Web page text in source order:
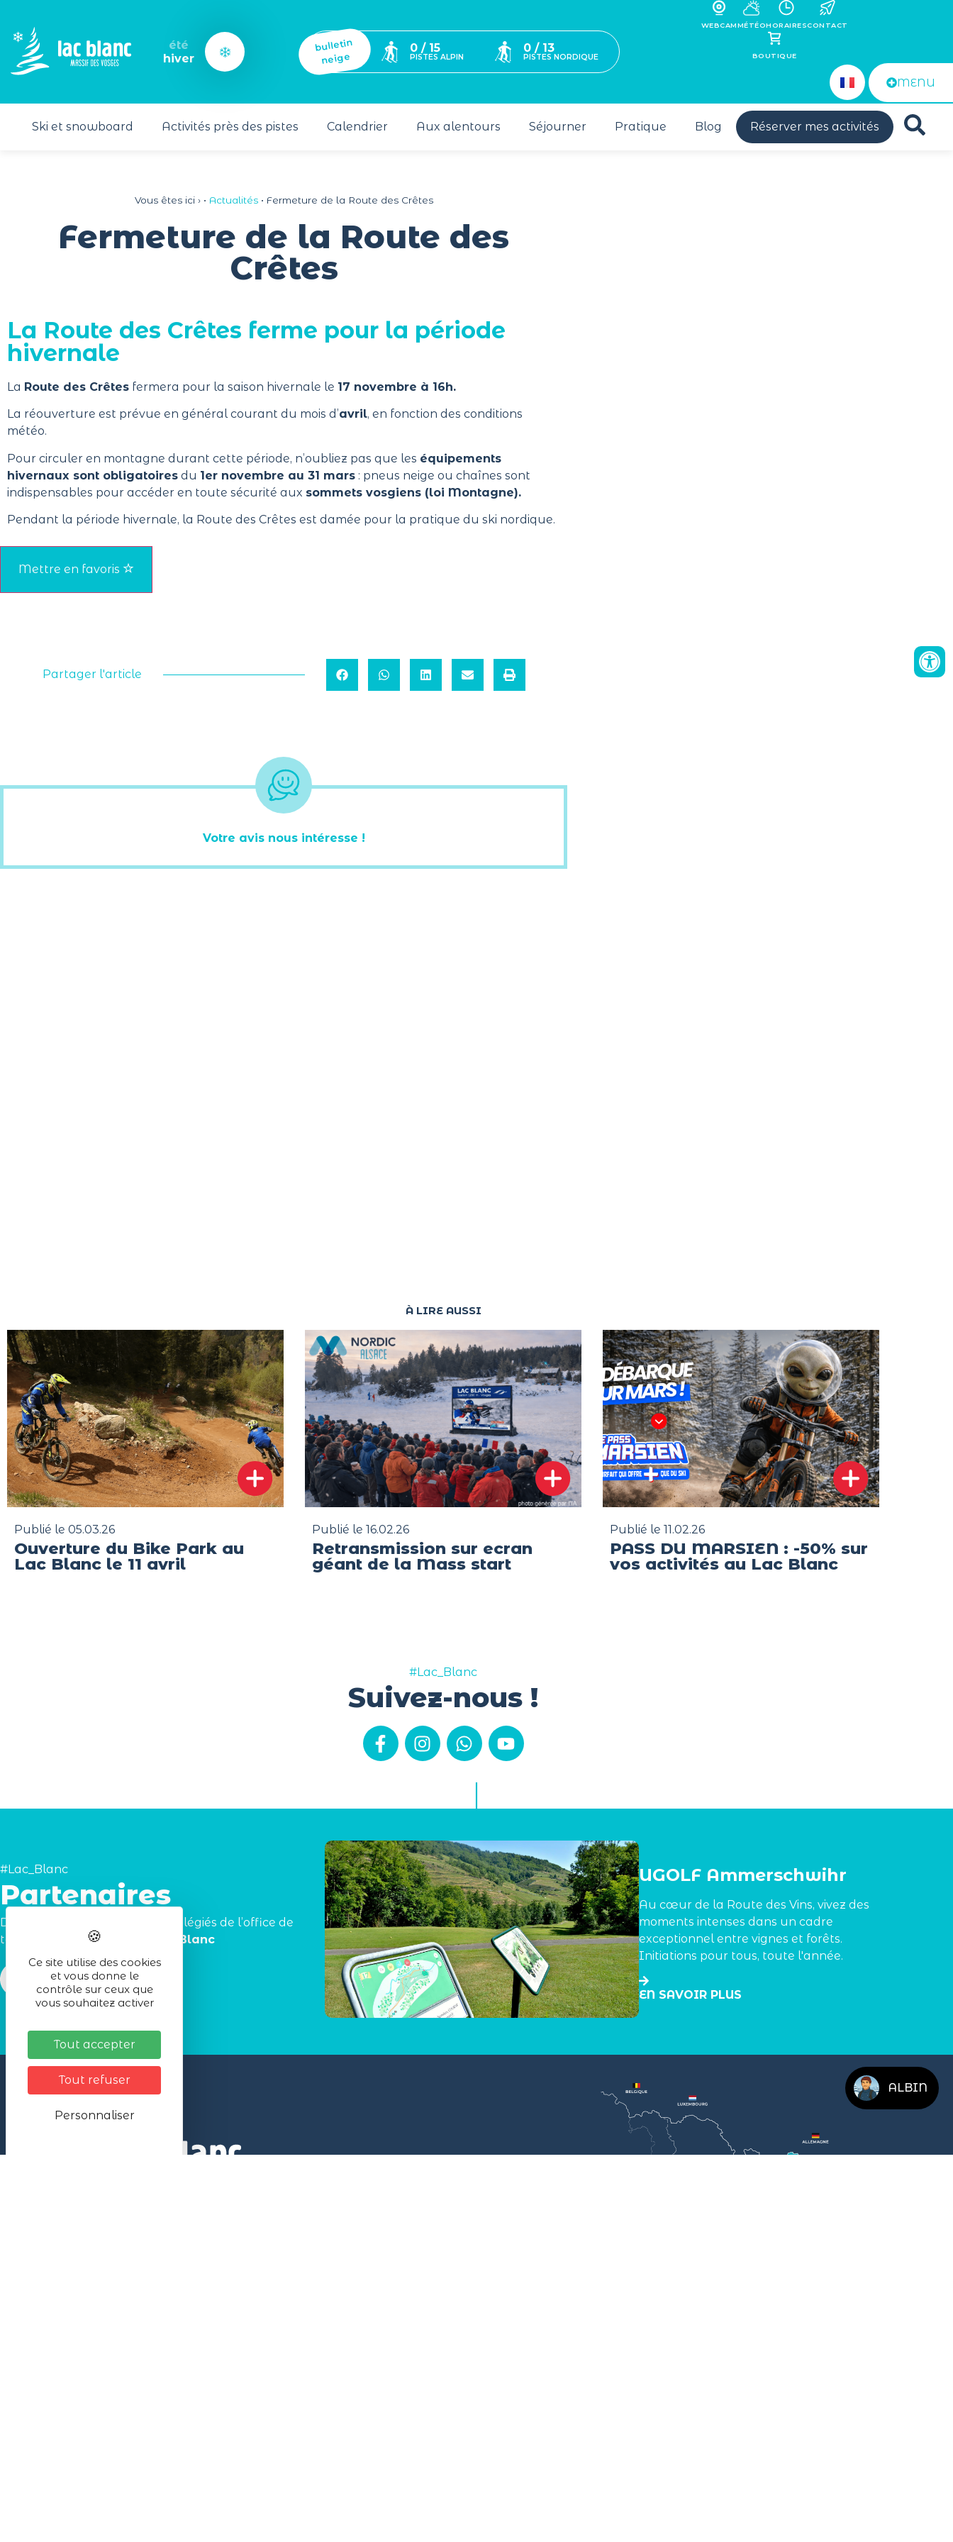
été
hiver
bulletin
neige
0 / 15
PISTES ALPIN
0 / 13
PISTES NORDIQUE
WEBCAMMÉTÉOHORAIRESCONTACT
BOUTIQUE
MENU
Ski et snowboard Activités près des pistes Calendrier Aux alentours Séjourner Pratique Blog Réserver mes activités
Vous êtes ici › • Actualités• Fermeture de la Route des Crêtes
Fermeture de la Route des
Crêtes
La Route des Crêtes ferme pour la période
hivernale
La Route des Crêtes fermera pour la saison hivernale le 17 novembre à 16h.
La réouverture est prévue en général courant du mois d’avril, en fonction des conditions
météo.
Pour circuler en montagne durant cette période, n’oubliez pas que les équipements
hivernaux sont obligatoires du 1er novembre au 31 mars : pneus neige ou chaînes sont
indispensables pour accéder en toute sécurité aux sommets vosgiens (loi Montagne).
Pendant la période hivernale, la Route des Crêtes est damée pour la pratique du ski nordique.
Mettre en favoris
Partager l'article
Votre avis nous intéresse !
À LIRE AUSSI
Publié le 05.03.26
Ouverture du Bike Park au
Lac Blanc le 11 avril
Publié le 16.02.26
Retransmission sur ecran
géant de la Mass start
Publié le 11.02.26
PASS DU MARSIEN : -50% sur
vos activités au Lac Blanc
#Lac_Blanc
Suivez-nous !
#Lac_Blanc
Partenaires
Découvrez les
privilégiés de l’office de
tourisme de la
station du Lac Blanc
UGOLF Ammerschwihr
Au cœur de la Route des Vins, vivez des
moments intenses dans un cadre
exceptionnel entre vignes et forêts.
Initiations pour tous, toute l'année.
EN SAVOIR PLUS
ALBIN
Ce site utilise des cookies
et vous donne le
contrôle sur ceux que
vous souhaitez activer
Tout accepter
Tout refuser
Personnaliser